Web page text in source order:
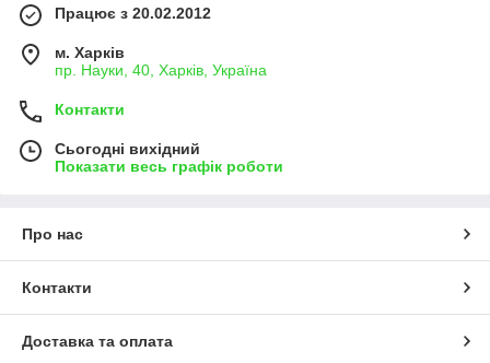
Працює з 20.02.2012
м. Харків
пр. Науки, 40, Харків, Україна
Контакти
Сьогодні вихідний
Показати весь графік роботи
Про нас
Контакти
Доставка та оплата